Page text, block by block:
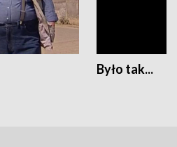
Było tak...